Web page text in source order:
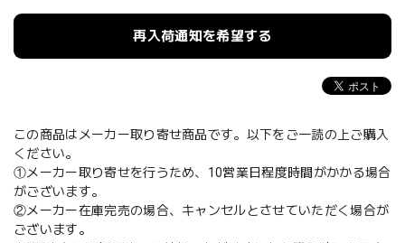
再入荷通知を希望する
この商品はメーカー取り寄せ商品です。以下をご一読の上ご購入
ください。
①メーカー取り寄せを行うため、10営業日程度時間がかかる場合
がございます。
②メーカー在庫完売の場合、キャンセルとさせていただく場合が
ございます。